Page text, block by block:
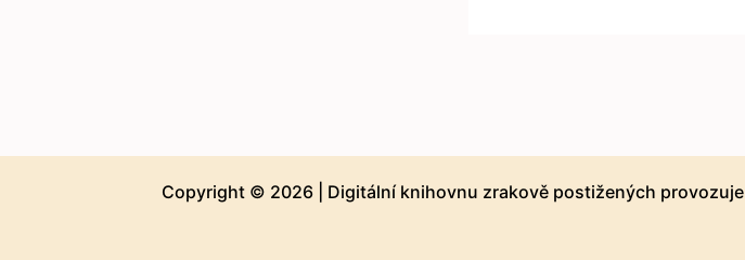
Copyright © 2026 | Digitální knihovnu zrakově postižených provozuje